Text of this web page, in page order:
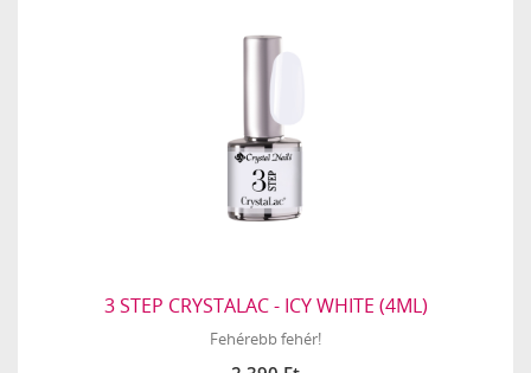
3 STEP CRYSTALAC - ICY WHITE (4ML)
Fehérebb fehér!